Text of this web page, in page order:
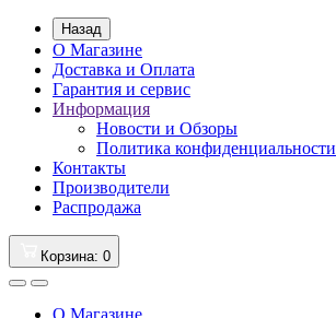
Назад
О Магазине
Доставка и Оплата
Гарантия и сервис
Информация
Новости и Обзоры
Политика конфиденциальности
Контакты
Производители
Распродажа
Корзина: 0
О Магазине